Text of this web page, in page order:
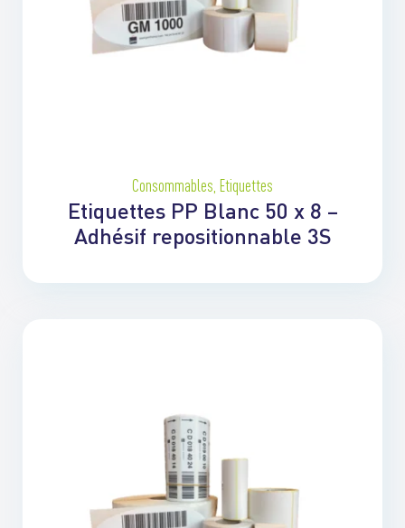
Consommables Etiquettes
Etiquettes PP Blanc 50 x 8 –
Adhésif repositionnable 3S